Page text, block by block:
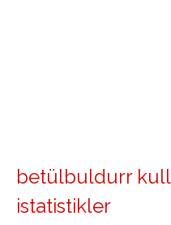
betülbuldurr
istatistikler